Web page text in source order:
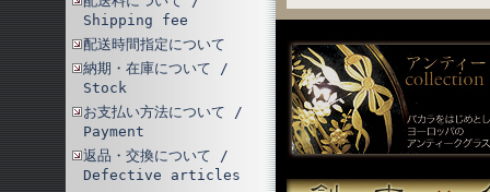
Shipping fee
配送時間指定について
納期・在庫について /
Stock
お支払い方法について /
Payment
返品・交換について /
Defective articles